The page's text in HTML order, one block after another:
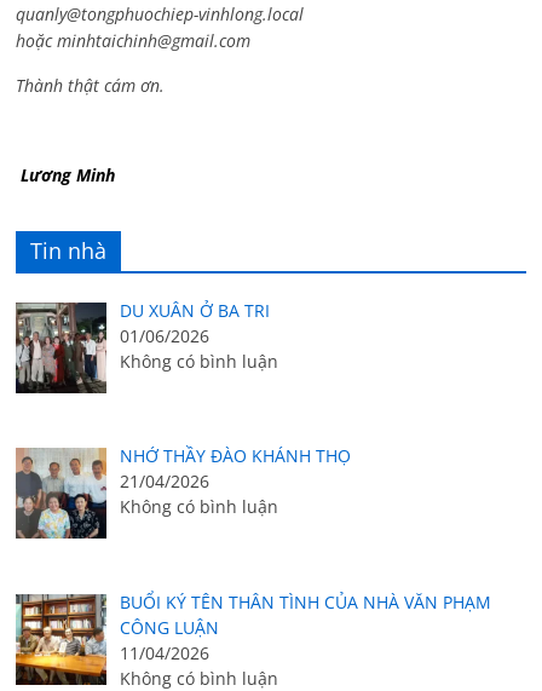
quanly@tongphuochiep-vinhlong.local
hoặcminhtaichinh@gmail.com
Thành thật cám ơn.
Lương Minh
Tin nhà
DU XUÂN Ở BA TRI
01/06/2026
Không có bình luận
NHỚ THẦY ĐÀO KHÁNH THỌ
21/04/2026
Không có bình luận
BUỔI KÝ TÊN THÂN TÌNH CỦA NHÀ VĂN PHẠM
CÔNG LUẬN
11/04/2026
Không có bình luận